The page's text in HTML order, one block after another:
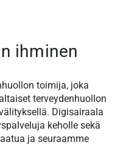
ihminen
toimija, joka
terveydenhuollon
Digisairaala
keholle sekä
ja seuraamme